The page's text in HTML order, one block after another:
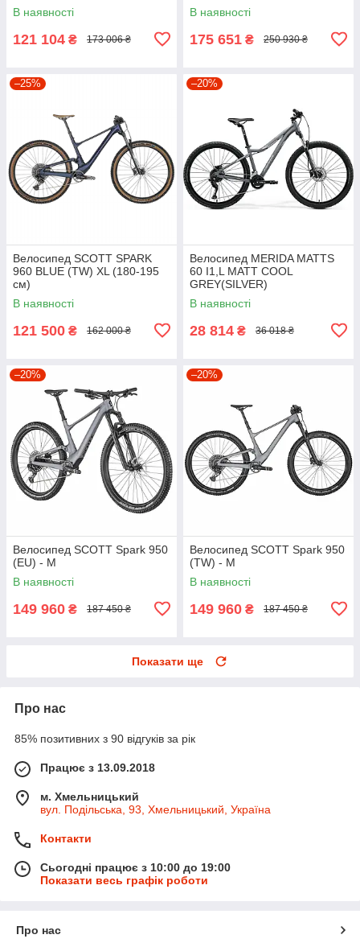
В наявності
121 104 ₴ 173 006 ₴
В наявності
175 651 ₴ 250 930 ₴
–25%
Велосипед SCOTT SPARK
960 BLUE (TW) XL (180-195
см)
В наявності
121 500 ₴ 162 000 ₴
–20%
Велосипед MERIDA MATTS
60 I1,L MATT COOL
GREY(SILVER)
В наявності
28 814 ₴ 36 018 ₴
–20%
Велосипед SCOTT Spark 950
(EU) - M
В наявності
149 960 ₴ 187 450 ₴
–20%
Велосипед SCOTT Spark 950
(TW) - M
В наявності
149 960 ₴ 187 450 ₴
Показати ще
Про нас
85% позитивних з 90 відгуків за рік
Працює з 13.09.2018
м. Хмельницький
вул. Подільська, 93, Хмельницький, Україна
Контакти
Сьогодні працює з 10:00 до 19:00
Показати весь графік роботи
Про нас